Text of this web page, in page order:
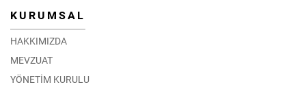
KURUMSAL
HAKKIMIZDA
MEVZUAT
YÖNETİM KURULU